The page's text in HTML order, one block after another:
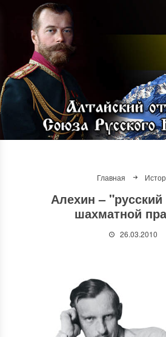
Главная
Алехин – "русский
шахматной
26.03.2010